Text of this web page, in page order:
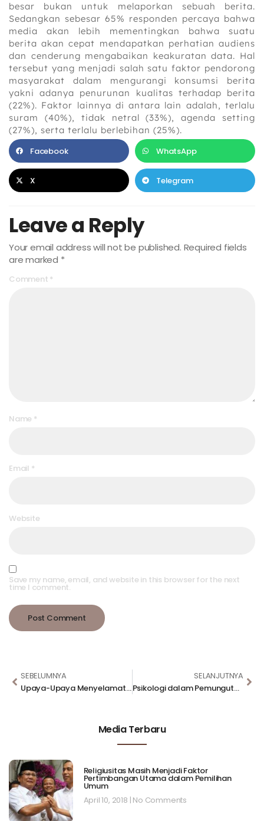
besar bukan untuk melaporkan sebuah berita.
Sedangkan sebesar 65% responden percaya bahwa
media akan lebih mementingkan bahwa suatu
berita akan cepat mendapatkan perhatian audiens
dan cenderung mengabaikan keakuratan data. Hal
tersebut yang menjadi salah satu faktor pendorong
masyarakat dalam mengurangi konsumsi berita
yakni adanya penurunan kualitas terhadap berita
(22%). Faktor lainnya di antara lain adalah, terlalu
suram (40%), tidak netral (33%), agenda setting
(27%), serta terlalu berlebihan (25%).
Facebook
WhatsApp
X Telegram
Leave a Reply
Your email address will not be published. Required fields
are marked *
Comment *
Name *
Email *
Website
Save my name, email, and website in this browser for the next
time I comment.
SEBELUMNYA
Upaya-Upaya Menyelamatkan Diri dari Tsunami
SELANJUTNYA
Psikologi dalam Pemungutan Suara
Media Terbaru
Religiusitas Masih Menjadi Faktor
Pertimbangan Utama dalam Pemilihan
Umum
April 10, 2018 No Comments